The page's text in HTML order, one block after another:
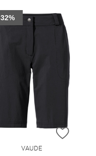
HINZUFÜGEN
ZUR
VAUDE